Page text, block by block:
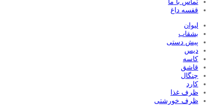
تماس با ما
قفسه داغ
لیوان
بشقاب
پیش دستی
دیس
کاسه
قاشق
چنگال
کارد
ظرف غذا
ظرف خورشتی